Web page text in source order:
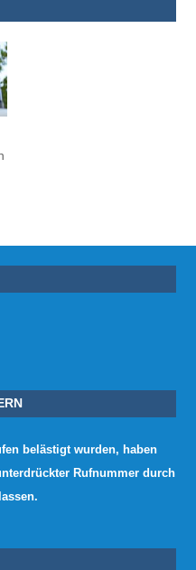
belästigt wurden, haben
Rufnummer durch